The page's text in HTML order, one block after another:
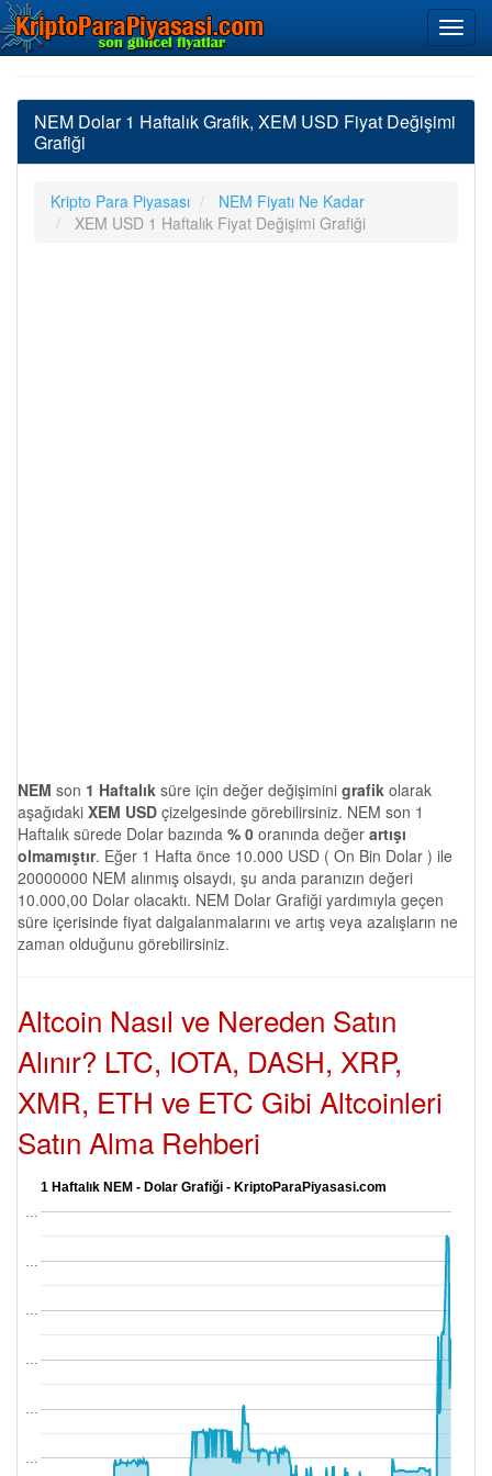
NEM Dolar 1 Haftalık Grafik, XEM USD Fiyat Değişimi
Grafiği
Kripto Para Piyasası
NEM Fiyatı Ne Kadar
XEM USD 1 Haftalık Fiyat Değişimi Grafiği
NEM son 1 Haftalık süre için değer değişimini grafik olarak
aşağıdaki XEM USD çizelgesinde görebilirsiniz. NEM son 1
Haftalık sürede Dolar bazında % 0 oranında değer artışı
olmamıştır. Eğer 1 Hafta önce 10.000 USD ( On Bin Dolar ) ile
20000000 NEM alınmış olsaydı, şu anda paranızın değeri
10.000,00 Dolar olacaktı. NEM Dolar Grafiği yardımıyla geçen
süre içerisinde fiyat dalgalanmalarını ve artış veya azalışların ne
zaman olduğunu görebilirsiniz.
Altcoin Nasıl ve Nereden Satın
Alınır? LTC, IOTA, DASH, XRP,
XMR, ETH ve ETC Gibi Altcoinleri
Satın Alma Rehberi
1 Haftalık NEM - Dolar Grafiği - KriptoParaPiyasasi.com
…
…
…
…